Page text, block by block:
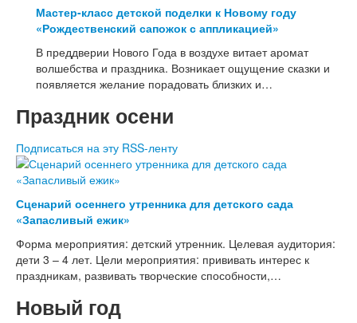
Дополнительное образование
Праздники, досуг
Спорт, туризм
Детский мастер-класс
Аппликации
Разные поделки
Поделки из ниток
Поделки из ткани
Поделки из пластика
Поделки к праздникам
Поделки к Дню Святого Валентина
Поделки к 23 Февраля
Поделки к Масленице
Поделки к Пасхе
Мастер-класс детской поделки к Новому году
«Рождественский сапожок с аппликацией»
В преддверии Нового Года в воздухе витает аромат
волшебства и праздника. Возникает ощущение сказки и
появляется желание порадовать близких и…
Праздник осени
Подписаться на эту RSS-ленту
Сценарий осеннего утренника для детского сада
«Запасливый ежик»
Форма мероприятия: детский утренник. Целевая аудитория:
дети 3 – 4 лет. Цели мероприятия: прививать интерес к
праздникам, развивать творческие способности,…
Новый год